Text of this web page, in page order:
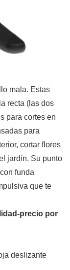
mala. Estas
recta (las dos
para cortes en
para
cortar flores
jardín. Su punto
funda
que te
precio por
deslizante